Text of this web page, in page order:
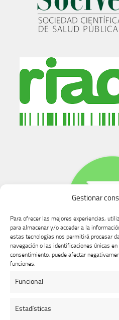
Gestionar
Para ofrecer las mejores experiencias,
para almacenar y/o acceder a la
estas tecnologías nos permitirá procesar
navegación o las identificaciones únicas
consentimiento, puede afectar
funciones.
Funcional
Estadísticas
Buzón de dudas,